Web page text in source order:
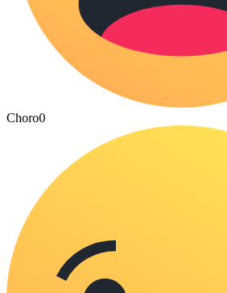
Choro0